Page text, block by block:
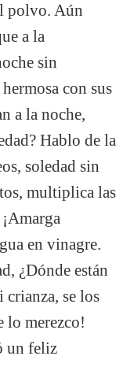
polvo. Aún
a la
sin
con sus
a la noche,
Hablo de la
soledad sin
multiplica las
en vinagre.
¿Dónde están
crianza, se los
merezco!
un feliz